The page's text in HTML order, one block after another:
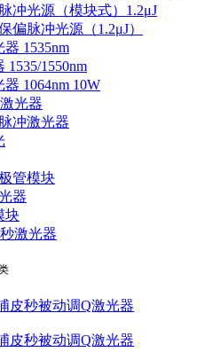
冲光源（模块式）1.2μJ
偏脉冲光源（1.2μJ）
1535nm
1550nm
1064nm 10W
光器
冲激光器
管模块
器
块
激光器
皮秒被动调Q激光器
皮秒被动调Q激光器